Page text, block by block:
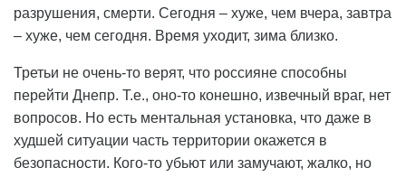
разрушения, смерти. Сегодня – хуже, чем вчера, завтра
– хуже, чем сегодня. Время уходит, зима близко.
Третьи не очень-то верят, что россияне способны
перейти Днепр. Т.е., оно-то конешно, извечный враг, нет
вопросов. Но есть ментальная установка, что даже в
худшей ситуации часть территории окажется в
безопасности. Кого-то убьют или замучают, жалко, но